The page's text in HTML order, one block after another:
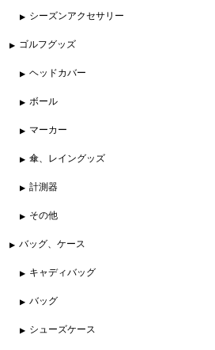
シーズンアクセサリー
ゴルフグッズ
ヘッドカバー
ボール
マーカー
傘、レイングッズ
計測器
その他
バッグ、ケース
キャディバッグ
バッグ
シューズケース